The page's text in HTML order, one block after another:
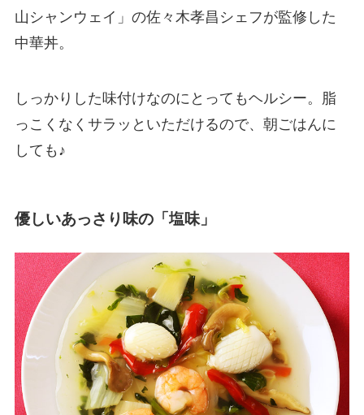
山シャンウェイ」の佐々木孝昌シェフが監修した
中華丼。
しっかりした味付けなのにとってもヘルシー。脂
っこくなくサラッといただけるので、朝ごはんに
しても♪
優しいあっさり味の「塩味」